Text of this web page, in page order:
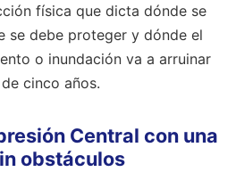
física que dicta dónde se
se debe proteger y dónde el
o inundación va a arruinar
cinco años.
Central con una
obstáculos